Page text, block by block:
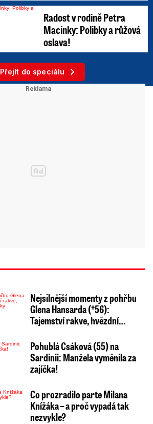
Radost v rodině Petra
Macinky: Polibky a růžová
oslava!
Přejít do speciálu
Nejsilnější momenty z pohřbu
Glena Hansarda (†56):
Tajemství rakve, hvězdní…
Pohublá Csáková (55) na
Sardinii: Manžela vyměnila za
zajíčka!
Co prozradilo parte Milana
Knížáka – a proč vypadá tak
nezvykle?